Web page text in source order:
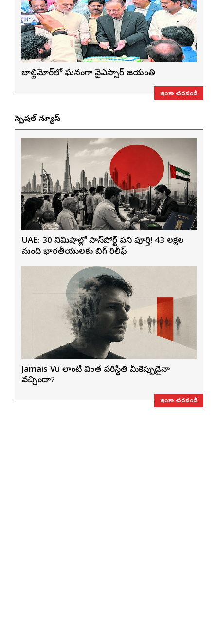
బాల్టిమోర్‌లో ఘనంగా వైఎస్సార్‌ జయంతి
ఇంకా చదవండి
స్పెషల్ న్యూస్
UAE: 30 నిమిషాల్లో పాస్‌పోర్ట్ పని పూర్తి! 43 లక్షల
మంది భారతీయులకు బిగ్ రిలీఫ్
Jamais Vu లాంటి వింత పరిస్థితి మీకెప్పుడైనా
వచ్చిందా?
ఇంకా చదవండి